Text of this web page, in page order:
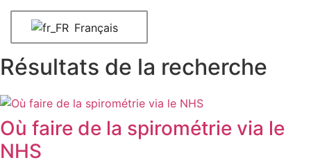
Français
Résultats de la recherche
Où faire de la spirométrie via le
NHS